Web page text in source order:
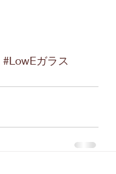
#LowEガラス